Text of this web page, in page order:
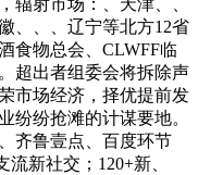
、、、辽宁等北方12省
食物总会、CLWFF临
超出者组委会将拆除声
市场经济，择优提前发
纷纷抢滩的计谋要地。
齐鲁壹点、百度环节
新社交；120+新、